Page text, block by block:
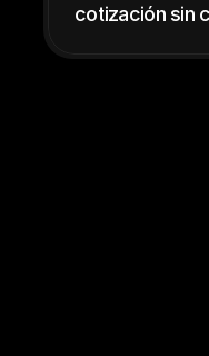
cotización sin